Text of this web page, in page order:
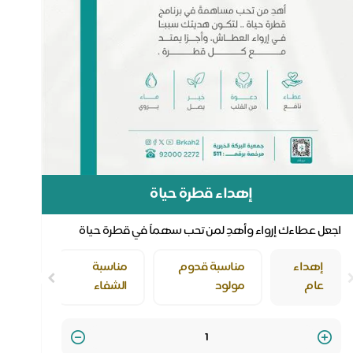
إهداء قطرة حياة
اجعل عطاءك إرواء وأهدِ لمن تحب سهماً في قطرة حياة
إهداء
عام
مناسبة قدوم
مولود
مناسبة
الشفاء
Quantity